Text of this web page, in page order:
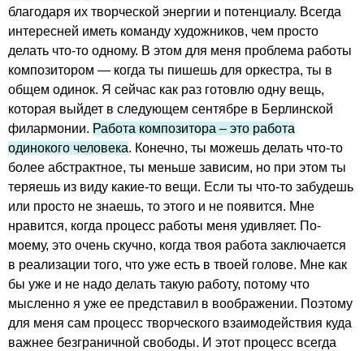
благодаря их творческой энергии и потенциалу. Всегда
интересней иметь команду художников, чем просто
делать что-то одному. В этом для меня проблема работы
композитором — когда ты пишешь для оркестра, ты в
общем одинок. Я сейчас как раз готовлю одну вещь,
которая выйдет в следующем сентябре в Берлинской
филармонии. Работа композитора – это работа
одинокого человека. Конечно, ты можешь делать что-то
более абстрактное, ты меньше зависим, но при этом ты
теряешь из виду какие-то вещи. Если ты что-то забудешь
или просто не знаешь, то этого и не появится. Мне
нравится, когда процесс работы меня удивляет. По-
моему, это очень скучно, когда твоя работа заключается
в реализации того, что уже есть в твоей голове. Мне как
бы уже и не надо делать такую работу, потому что
мысленно я уже ее представил в воображении. Поэтому
для меня сам процесс творческого взаимодействия куда
важнее безграничной свободы. И этот процесс всегда